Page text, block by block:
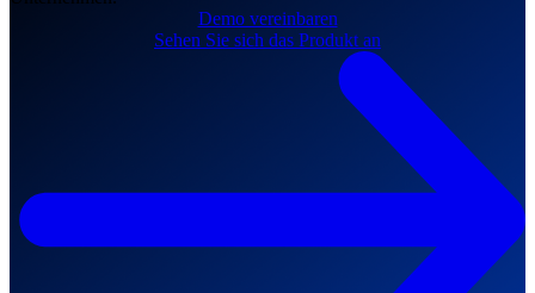
Demo vereinbaren
Sehen Sie sich das Produkt an